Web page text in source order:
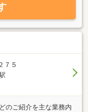
７５
のご紹介を主な業務内